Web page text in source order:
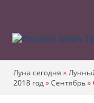
Луна сегодня »
2018 год»Сентябрь»